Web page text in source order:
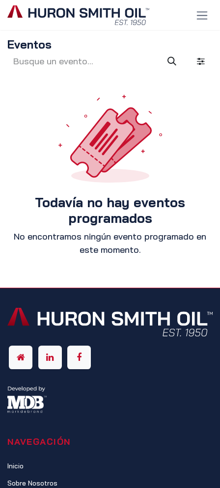
Ir al contenido
Eventos
Todavía no hay eventos
programados
No encontramos ningún evento programado en
este momento.
NAVEGACIÓN
Inicio
Sobre Nosotros